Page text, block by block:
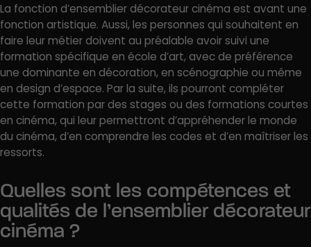
La fonction d’ensemblier décorateur cinéma est avant une
fonction artistique. Aussi, les personnes qui souhaitent en
faire leur métier doivent au préalable avoir suivi une
formation spécifique en école d’art, avec de préférence
une dominante en décoration, en scénographie ou même
en design d’espace. Par la suite, ils pourront compléter
cette formation par des stages ou des formations courtes
en cinéma, qui leur permettront d’appréhender le monde
du cinéma, d’en comprendre les codes et d’en maîtriser les
ressorts.
Quelles sont les compétences et
qualités de l’ensemblier décorateur
cinéma ?